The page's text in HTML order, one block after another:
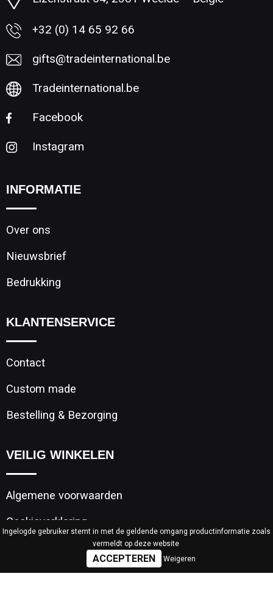
+32 (0) 14 65 92 66
gifts@tradeinternational.be
Tradeinternational.be
Facebook
Instagram
INFORMATIE
Over ons
Nieuwsbrief
Bedrukking
KLANTENSERVICE
Contact
Custom made
Bestelling & Bezorging
VEILIG WINKELEN
Algemene voorwaarden
Cookieverklaring
Privacyverklaring
Disclaimer
Ingelogde gebruiker stemt in met de geldende omgang productinformatie zoals
vermeldt op deze website
Weigeren